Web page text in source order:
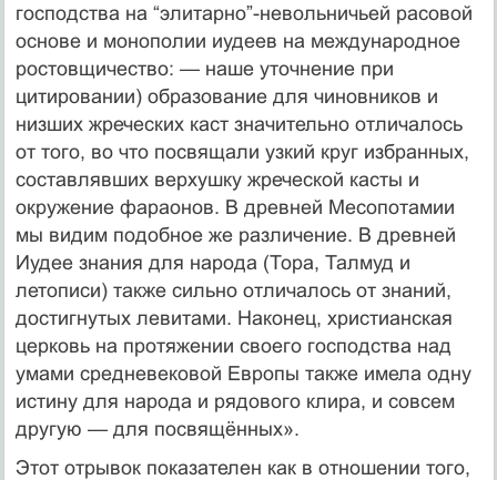
господства на “элитарно”-не­воль­ничьей расовой
основе и монополии иудеев на международное
ростовщичество: — наше уточнение при
цитировании) образование для чиновников и
низших жреческих каст значительно отличалось
от того, во что посвящали узкий круг избранных,
составлявших верхушку жреческой касты и
окружение фараонов. В древней Месопотамии
мы видим подобное же различение. В древней
Иудее знания для народа (Тора, Талмуд и
летописи) также сильно отличалось от знаний,
достигнутых левитами. Наконец, христианская
церковь на протяжении своего господства над
умами средневековой Европы также имела одну
истину для народа и рядового клира, и совсем
другую — для посвящённых».
Этот отрывок показателен как в отношении того,